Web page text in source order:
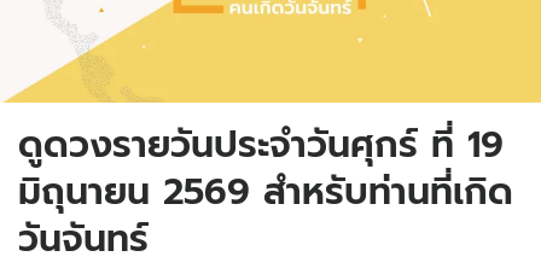
ดูดวงรายวันประจำวันศุกร์ ที่ 19
มิถุนายน 2569 สำหรับท่านที่เกิด
วันจันทร์